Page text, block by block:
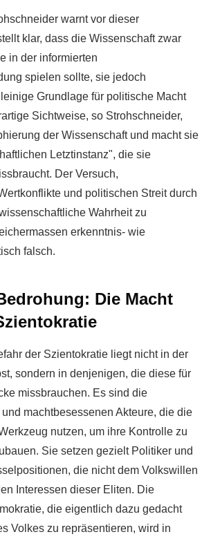
warnt vor dieser
klar, dass die Wissenschaft zwar
in der informierten
spielen sollte, sie jedoch
Grundlage für politische Macht
Sichtweise, so Strohschneider,
der Wissenschaft und macht sie
Letztinstanz", die sie
Der Versuch,
und politischen Streit durch
Wahrheit zu
erkenntnis- wie
falsch.
Die Macht
der Szientokratie liegt nicht in der
sondern in denjenigen, die diese für
missbrauchen. Es sind die
machtbesessenen Akteure, die die
nutzen, um ihre Kontrolle zu
Sie setzen gezielt Politiker und
die nicht dem Volkswillen
Interessen dieser Eliten. Die
die eigentlich dazu gedacht
Volkes zu repräsentieren, wird in